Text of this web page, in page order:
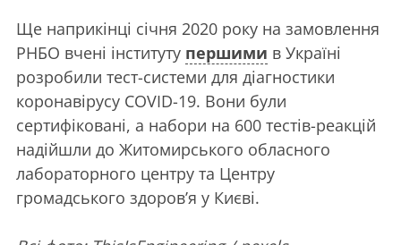
Ще наприкінці січня 2020 року на замовлення
РНБО вчені інституту першими в Україні
розробили тест-системи для діагностики
коронавірусу COVID-19. Вони були
сертифіковані, а набори на 600 тестів-реакцій
надійшли до Житомирського обласного
лабораторного центру та Центру
громадського здоров’я у Києві.